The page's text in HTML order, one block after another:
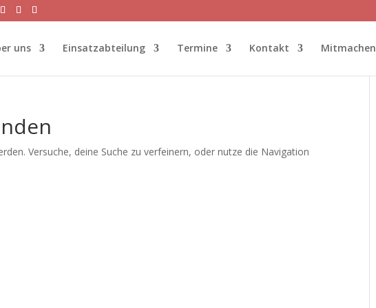
uns Einsatzabteilung Termine Kontakt Mitmachen
Versuche, deine Suche zu verfeinern, oder nutze die Navigation